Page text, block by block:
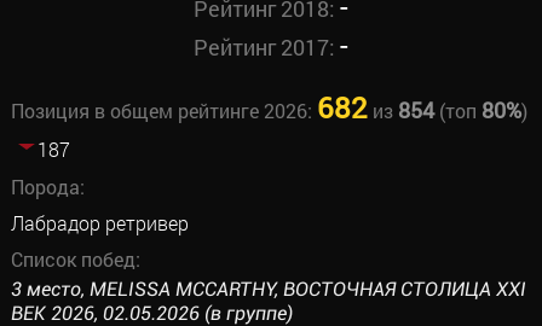
Рейтинг 2018:
Рейтинг 2017: -
Позиция в общем рейтинге 2026: 682из 854(топ 80%)
187
Порода:
Лабрадор ретривер
Список побед:
3 место, MELISSA MCCARTHY, ВОСТОЧНАЯ СТОЛИЦА XXI
ВЕК 2026, 02.05.2026 (в группе)